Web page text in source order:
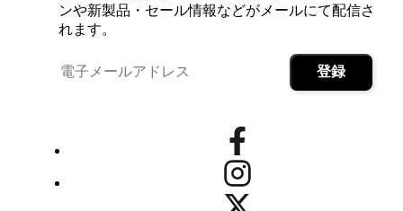
ンや新製品・セール情報などがメールにて配信さ
れます。